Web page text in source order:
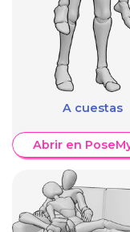
A cuestas
Abrir en